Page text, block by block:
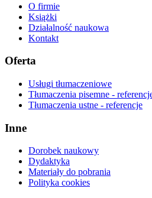
O firmie
Książki
Działalność naukowa
Kontakt
Oferta
Usługi tłumaczeniowe
Tłumaczenia pisemne -
Tłumaczenia ustne - referencje
Inne
Dorobek naukowy
Dydaktyka
Materiały do pobrania
Polityka cookies